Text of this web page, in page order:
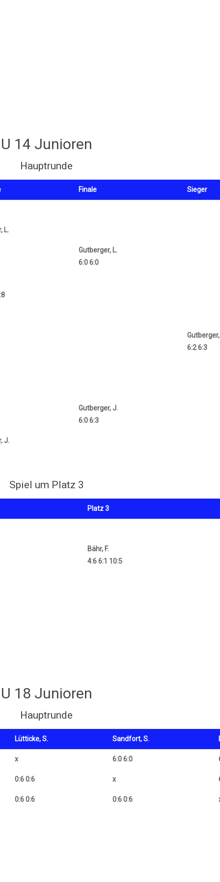
U 14 Junioren
Hauptrunde
Finale Sieger
L.
Gutberger, L.
6:0 6:0
Gutberger,
6:2 6:3
Gutberger, J.
6:0 6:3
J.
Spiel um Platz 3
Platz 3
Bähr, F.
4:6 6:1 10:5
U 18 Junioren
Hauptrunde
Lütticke, S. Sandfort, S.
x 6:0 6:0
0:6 0:6 x
0:6 0:6 0:6 0:6